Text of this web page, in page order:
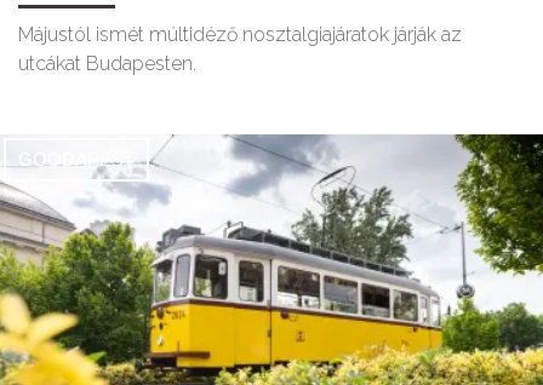
Májustól ismét múltidéző nosztalgiajáratok járják az
utcákat Budapesten.
GOODAPEST